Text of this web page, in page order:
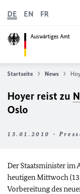
Auswärtiges Amt
DE EN FR
Startseite News
Hoyer reist zu
Oslo
13.01.2010 -
Der Staatsminister im
heutigen Mittwoch
Vorbereitung des